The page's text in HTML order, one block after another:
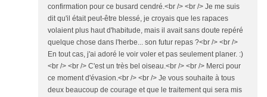
confirmation pour ce busard cendré.<br /> <br /> Je me suis
dit qu'il était peut-être blessé, je croyais que les rapaces
volaient plus haut d'habitude, mais il avait sans doute repéré
quelque chose dans l'herbe... son futur repas ?<br /> <br />
En tout cas, j'ai adoré le voir voler et pas seulement planer. :)
<br /> <br /> C'est un très bel oiseau.<br /> <br /> Merci pour
ce moment d'évasion.<br /> <br /> Je vous souhaite à tous
deux beaucoup de courage et que le traitement qui sera mis